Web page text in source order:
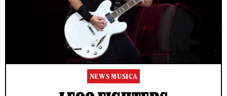
NEWS MUSICA